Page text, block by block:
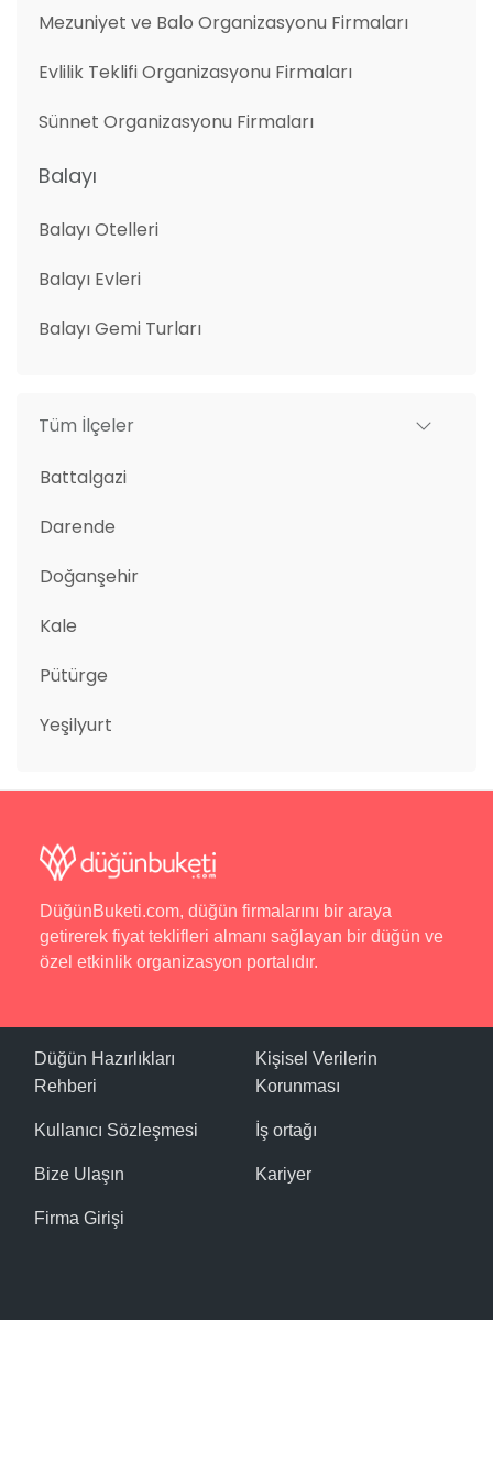
Mezuniyet ve Balo Organizasyonu Firmaları
Evlilik Teklifi Organizasyonu Firmaları
Sünnet Organizasyonu Firmaları
Balayı
Balayı Otelleri
Balayı Evleri
Balayı Gemi Turları
Tüm İlçeler
Battalgazi
Darende
Doğanşehir
Kale
Pütürge
Yeşilyurt
DüğünBuketi.com, düğün firmalarını bir araya
getirerek fiyat teklifleri almanı sağlayan bir düğün ve
özel etkinlik organizasyon portalıdır.
Düğün Hazırlıkları
Rehberi
Kullanıcı Sözleşmesi
Bize Ulaşın
Firma Girişi
Kişisel Verilerin
Korunması
İş ortağı
Kariyer